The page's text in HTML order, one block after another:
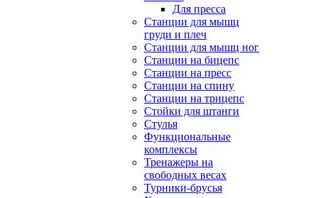
Для пресса
Станции для мышц
груди и плеч
Станции для мышц ног
Станции на бицепс
Станции на пресс
Станции на спину
Станции на трицепс
Стойки для штанги
Стулья
Функциональные
комплексы
Тренажеры на
свободных весах
Турники-брусья